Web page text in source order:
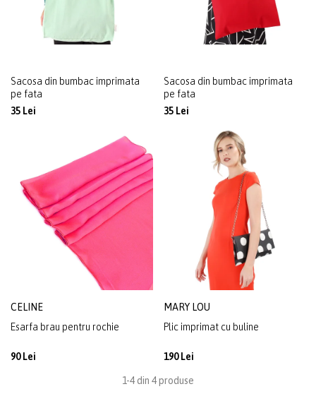
Sacosa din bumbac imprimata
pe fata
35 Lei
Sacosa din bumbac imprimata
pe fata
35 Lei
CELINE
Esarfa brau pentru rochie
90 Lei
MARY LOU
Plic imprimat cu buline
190 Lei
1-4 din 4 produse